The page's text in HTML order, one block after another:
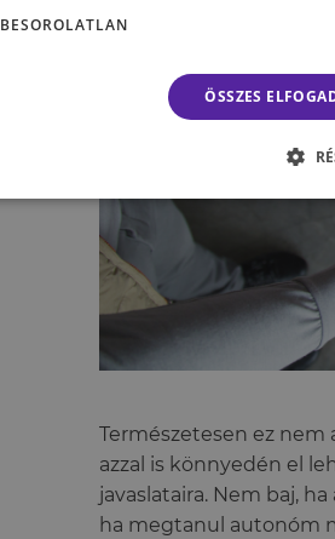
Természetesen ez nem
azzal is könnyedén el
javaslataira. Nem baj,
ha megtanul autonóm
BESOROLATLAN
ÖSSZES